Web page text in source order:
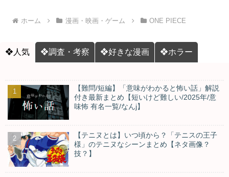
ホーム 漫画・映画・ゲーム ONE PIECE
❖人気 ❖調査・考察 ❖好きな漫画 ❖ホラー
【難問/短編】「意味がわかると怖い話」解説
付き最新まとめ【短いけど難しい/2025年/意
味怖 有名一覧/なんj】
【テニヌとは】いつ頃から？「テニスの王子
様」のテニヌなシーンまとめ【ネタ画像？
技？】